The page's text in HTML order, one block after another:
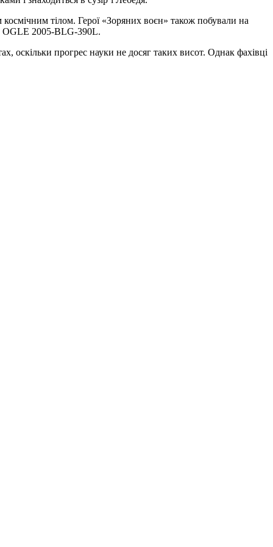
тілом. Герої «Зоряних воєн» також побували на
OGLE 2005-BLG-390L.
оскільки прогрес науки не досяг таких висот. Однак фахівці